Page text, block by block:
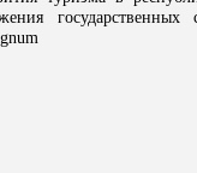
государственных